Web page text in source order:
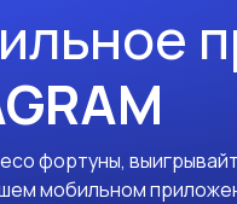
фортуны,
мобильном